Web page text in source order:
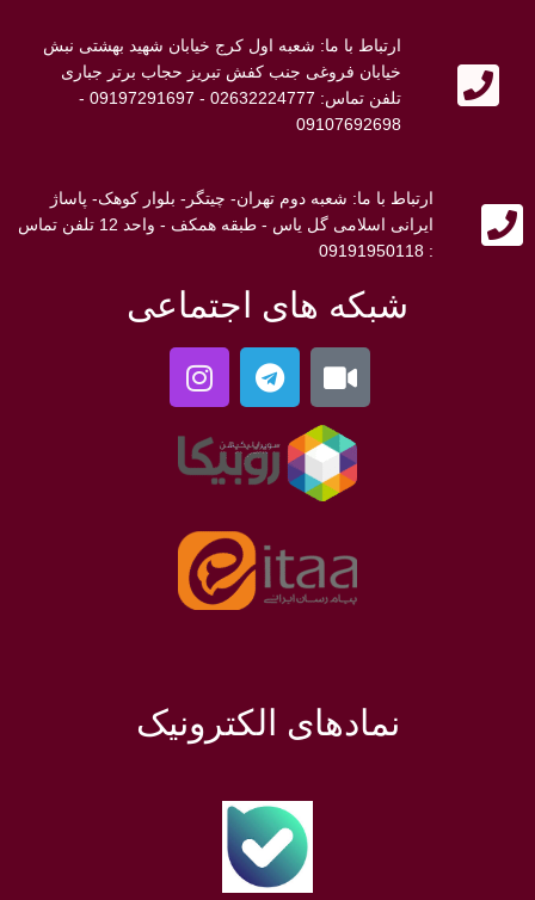
ارتباط با ما: شعبه اول کرج خیابان شهید بهشتی نبش
خیابان فروغی جنب کفش تبریز حجاب برتر جباری
تلفن تماس: 02632224777 - 09197291697 -
09107692698
ارتباط با ما: شعبه دوم تهران- چیتگر- بلوار کوهک- پاساژ
ایرانی اسلامی گل یاس - طبقه همکف - واحد 12 تلفن تماس
: 09191950118
شبکه های اجتماعی
نمادهای الکترونیک